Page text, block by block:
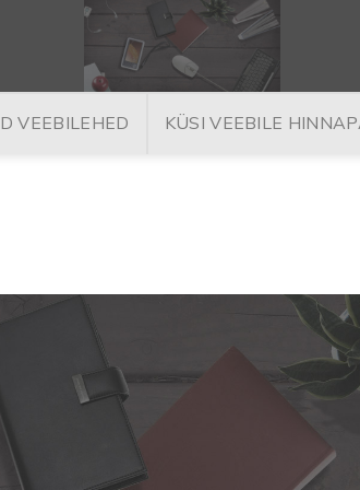
VEEBILEHED KÜSI VEEBILE